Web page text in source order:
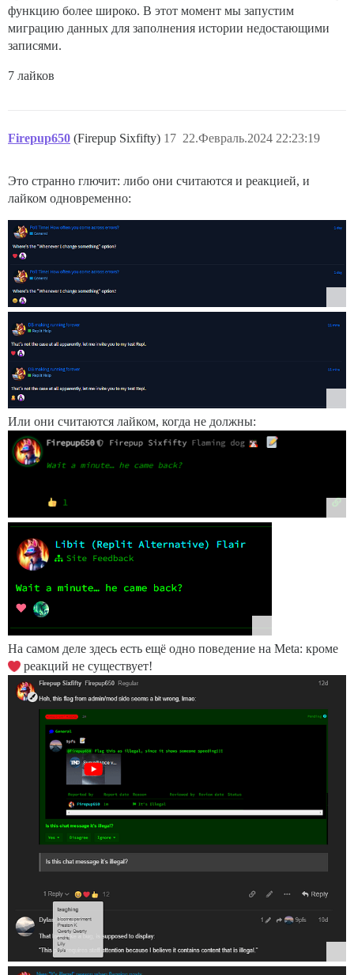
функцию более широко. В этот момент мы запустим
миграцию данных для заполнения истории недостающими
записями.
7 лайков
Firepup650 (Firepup Sixfifty) 22.Февраль.2024 22:23:19
17
Это странно глючит: либо они считаются и реакцией, и
лайком одновременно:
Или они считаются лайком, когда не должны:
На самом деле здесь есть ещё одно поведение на Meta: кроме
реакций не существует!